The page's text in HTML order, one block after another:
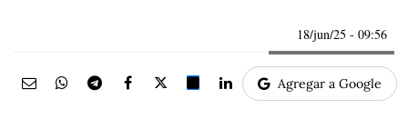
18/jun/25 - 09:56
Agregar a Google